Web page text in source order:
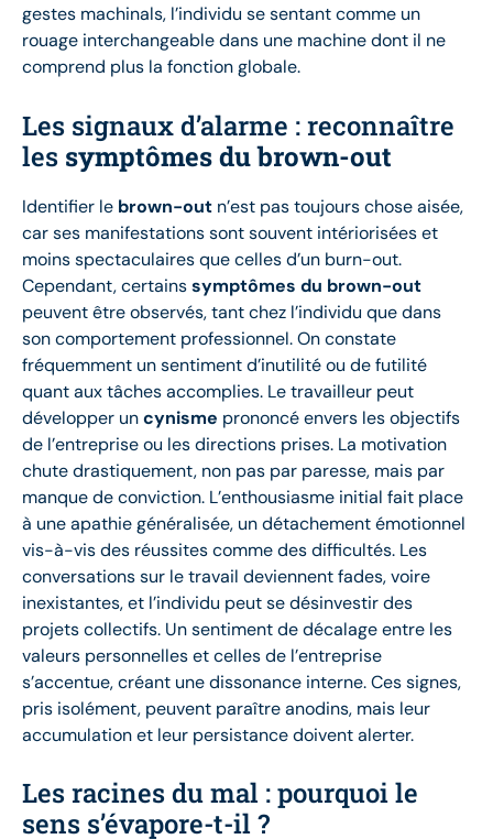
gestes machinals, l’individu se sentant comme un
rouage interchangeable dans une machine dont il ne
comprend plus la fonction globale.
Les signaux d’alarme : reconnaître
les symptômes du brown-out
Identifier le brown-out n’est pas toujours chose aisée,
car ses manifestations sont souvent intériorisées et
moins spectaculaires que celles d’un burn-out.
Cependant, certainssymptômes du brown-out
peuvent être observés, tant chez l’individu que dans
son comportement professionnel. On constate
fréquemment un sentiment d’inutilité ou de futilité
quant aux tâches accomplies. Le travailleur peut
développer uncynisme prononcé envers les objectifs
de l’entreprise ou les directions prises. La motivation
chute drastiquement, non pas par paresse, mais par
manque de conviction. L’enthousiasme initial fait place
à une apathie généralisée, un détachement émotionnel
vis-à-vis des réussites comme des difficultés. Les
conversations sur le travail deviennent fades, voire
inexistantes, et l’individu peut se désinvestir des
projets collectifs. Un sentiment de décalage entre les
valeurs personnelles et celles de l’entreprise
s’accentue, créant une dissonance interne. Ces signes,
pris isolément, peuvent paraître anodins, mais leur
accumulation et leur persistance doivent alerter.
Les racines du mal : pourquoi le
sens s’évapore-t-il ?